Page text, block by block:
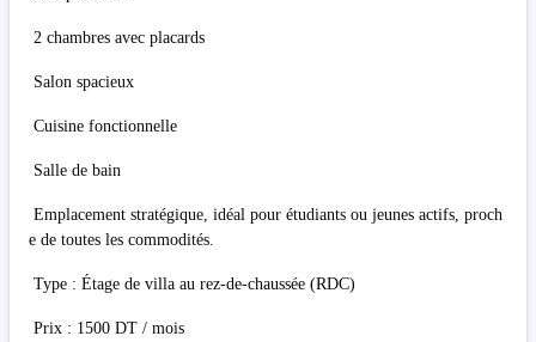
2 chambres avec placards
Salon spacieux
Cuisine fonctionnelle
Salle de bain
Emplacement stratégique, idéal pour étudiants ou jeunes actifs, proch
e de toutes les commodités.
Type : Étage de villa au rez-de-chaussée (RDC)
Prix : 1500 DT / mois